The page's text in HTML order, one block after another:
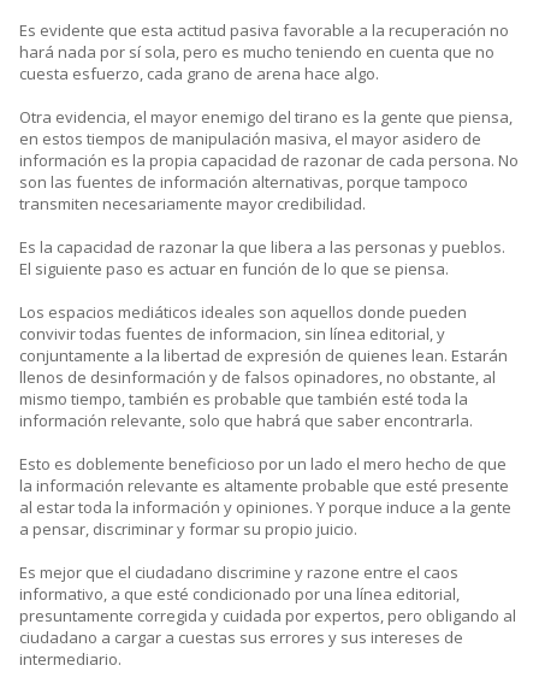
Es evidente que esta actitud pasiva favorable a la recuperación no
hará nada por sí sola, pero es mucho teniendo en cuenta que no
cuesta esfuerzo, cada grano de arena hace algo.
Otra evidencia, el mayor enemigo del tirano es la gente que piensa,
en estos tiempos de manipulación masiva, el mayor asidero de
información es la propia capacidad de razonar de cada persona. No
son las fuentes de información alternativas, porque tampoco
transmiten necesariamente mayor credibilidad.
Es la capacidad de razonar la que libera a las personas y pueblos.
El siguiente paso es actuar en función de lo que se piensa.
Los espacios mediáticos ideales son aquellos donde pueden
convivir todas fuentes de informacion, sin línea editorial, y
conjuntamente a la libertad de expresión de quienes lean. Estarán
llenos de desinformación y de falsos opinadores, no obstante, al
mismo tiempo, también es probable que también esté toda la
información relevante, solo que habrá que saber encontrarla.
Esto es doblemente beneficioso por un lado el mero hecho de que
la información relevante es altamente probable que esté presente
al estar toda la información y opiniones. Y porque induce a la gente
a pensar, discriminar y formar su propio juicio.
Es mejor que el ciudadano discrimine y razone entre el caos
informativo, a que esté condicionado por una línea editorial,
presuntamente corregida y cuidada por expertos, pero obligando al
ciudadano a cargar a cuestas sus errores y sus intereses de
intermediario.